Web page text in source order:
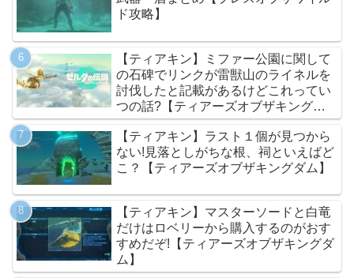
ド攻略】
【ティアキン】ミファー公園に関して
の石碑でリンクが雷獣山のライネルを
討伐したと記載があるけどこれってい
つの話?【ティアーズオブザキングダ
ム】
【ティアキン】ラスト１個が見つから
ない!見落としがちな根、祠といえばど
こ？【ティアーズオブザキングダム】
【ティアキン】マスターソードと白竜
だけはロベリーから購入するのがおす
すめだぞ!【ティアーズオブザキングダ
ム】